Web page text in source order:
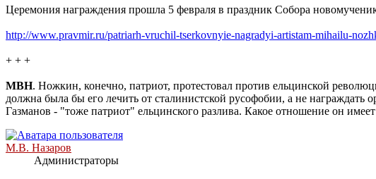
Церемония награждения прошла 5 февраля в праздник Собора
http://www.pravmir.ru/patriarh-vruchil-tserkovnyie-nagradyi-artistam-mihailu-
+ + +
МВН. Ножкин, конечно, патриот, протестовал против ельцинской
должна была бы его лечить от сталинистской русофобии, а не награждать
Газманов - "тоже патриот" ельцинского разлива. Какое отношение он
М.В. Назаров
Администраторы